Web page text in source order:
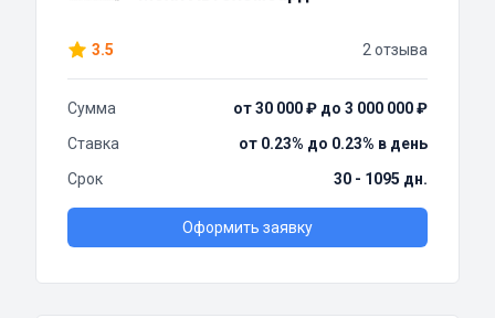
3.5 2 отзыва
Сумма
от 30 000 ₽ до 3 000 000 ₽
Ставка
от 0.23% до 0.23% в день
Срок
30 - 1095 дн.
Оформить заявку